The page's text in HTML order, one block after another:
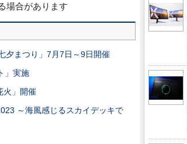
場合があります
夕まつり」7月7日～9日開催
」実施
火」開催
～海風感じるスカイデッキで